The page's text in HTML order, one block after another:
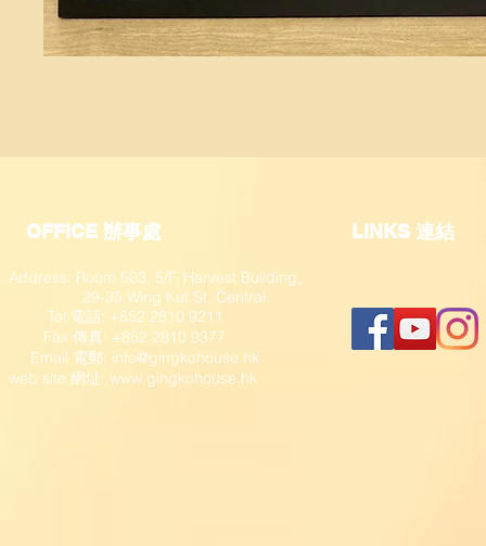
OFFICE 辦事處
Address: Room 503, 5/F, Harvest Building,
29-35 Wing Kut St, Central
Tel 電話: +852 2810 9211
Fax 傳真: +852 2810 9377
​ Email 電郵: info@gingkohouse.hk
web site 網址: www.gingkohouse.hk
​LINKS 連結